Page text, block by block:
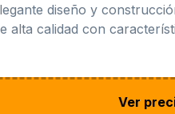
diseño y
alta calidad con
Ver